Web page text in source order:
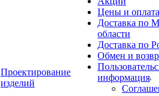
Проектирование
изделий
Цены и оплата
Доставка по
области
Доставка по
Обмен и
информация